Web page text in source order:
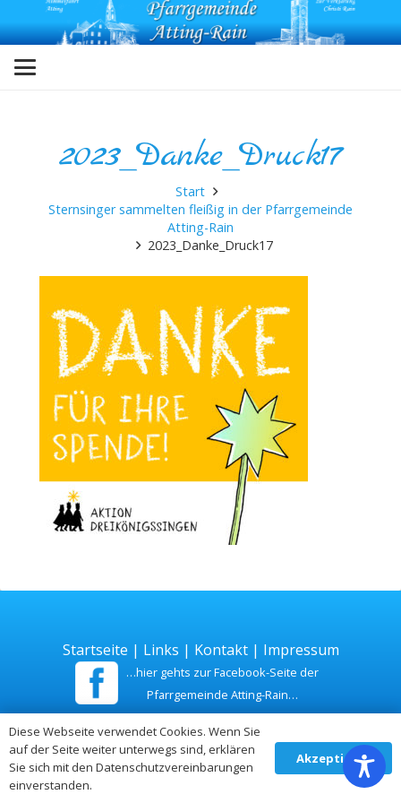
2023_Danke_Druck17
Start
Sternsinger sammelten fleißig in der Pfarrgemeinde
Atting-Rain
2023_Danke_Druck17
Startseite | Links | Kontakt| Impressum
…hier gehts zur Facebook-Seite der
Pfarrgemeinde Atting-Rain…
Zuletzt aktualisiert am 26. Juli 2026
Diese Webseite verwendet Cookies. Wenn Sie
auf der Seite weiter unterwegs sind, erklären
Sie sich mit den Datenschutzvereinbarungen
einverstanden.
Akzeptieren